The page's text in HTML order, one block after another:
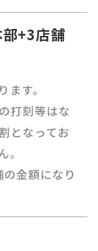
+3店舗
す。
打刻等はな
となってお
金額になり